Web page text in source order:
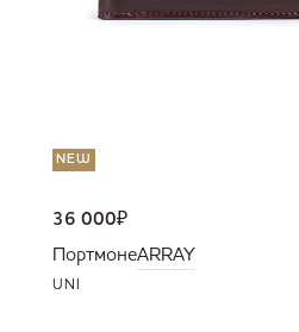
NEW
36 000₽
ПортмонеARRAY
UNI